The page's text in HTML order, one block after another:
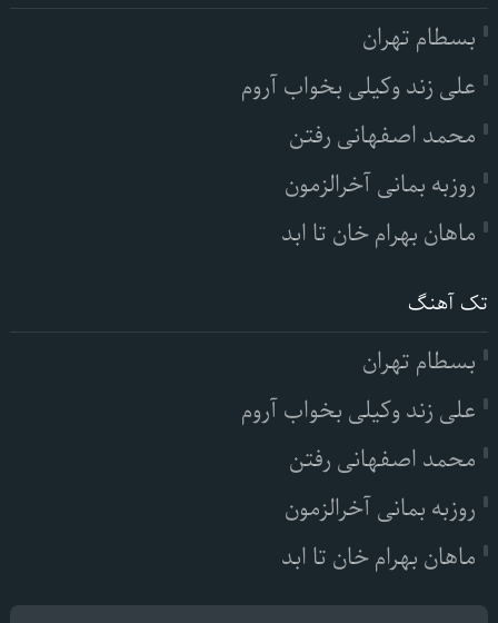
بسطام تهران
علی زند وکیلی بخواب آروم
محمد اصفهانی رفتن
روزبه بمانی آخرالزمون
ماهان بهرام خان تا ابد
تک آهنگ
بسطام تهران
علی زند وکیلی بخواب آروم
محمد اصفهانی رفتن
روزبه بمانی آخرالزمون
ماهان بهرام خان تا ابد